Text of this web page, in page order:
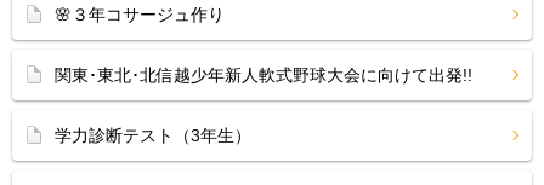
🌸３年コサージュ作り
関東･東北･北信越少年新人軟式野球大会に向けて出発!!
学力診断テスト（3年生）